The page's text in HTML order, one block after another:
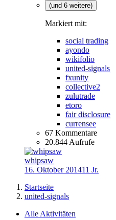
(und 6 weitere)
Markiert mit:
social trading
ayondo
wikifolio
united-signals
fxunity
collective2
zulutrade
etoro
fair disclosure
currensee
67 Kommentare
20.844 Aufrufe
whipsaw
16. Oktober 201411 Jr.
Startseite
united-signals
Alle Aktivitäten